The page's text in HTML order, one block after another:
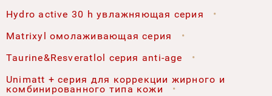
Hydro active 30 h увлажняющая серия
Matrixyl омолаживающая серия
Taurine&Resveratlol серия anti-age
Unimatt + серия для коррекции жирного и
комбинированного типа кожи